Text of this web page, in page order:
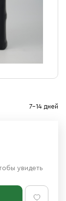
7-14 дней
увидеть